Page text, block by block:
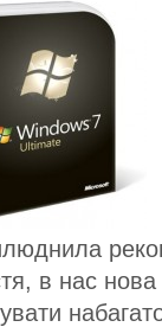
в нас нова